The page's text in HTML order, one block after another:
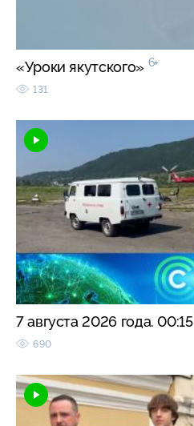
«Уроки якутского» 6+
131
7 августа 2026 года. 00:15
690